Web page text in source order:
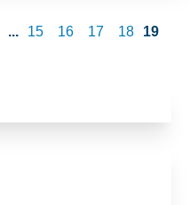
... 15 16 17 18 19